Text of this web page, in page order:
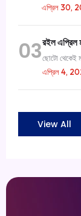
এপ্রিল 30,
03রইল এপ্রিল
ছোটো থেকেই
এপ্রিল 4,
View All